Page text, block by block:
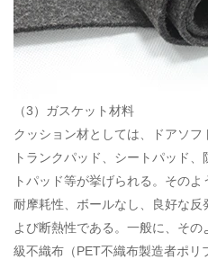
（3）ガスケット材料
クッション材としては、ドアソ
トランクパッド、シートパッド
トパッド等が挙げられる。そのよ
耐摩耗性、ボールなし、良好な
よび断熱性である。一般に、そ
級不織布（PET不織布製造者ポリ